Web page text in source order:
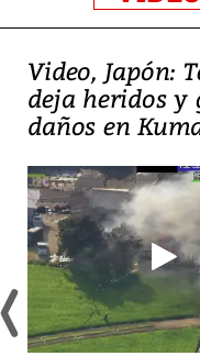
Video, Japón:
deja heridos y
daños en